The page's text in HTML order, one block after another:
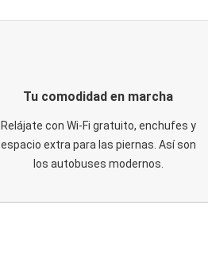
Tu comodidad en marcha
Relájate con Wi-Fi gratuito, enchufes y
espacio extra para las piernas. Así son
los autobuses modernos.